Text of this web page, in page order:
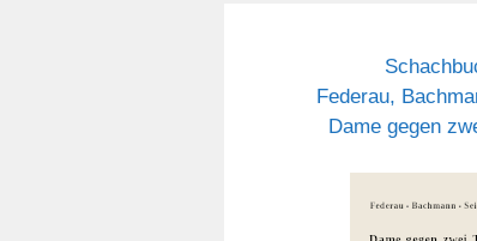
Federau,
Dame gegen